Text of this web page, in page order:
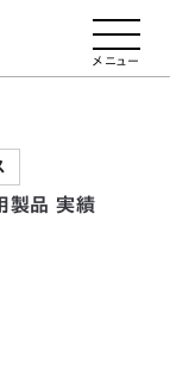
製品 実績